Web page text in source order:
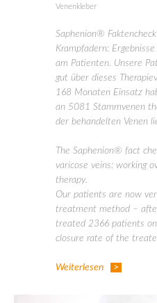
Venenkleber
Saphenion®
Krampfadern:
am Patienten. Unsere
gut über dieses
168 Monaten Einsatz
an 5081 Stammvenen
der behandelten Venen
The Saphenion® fact
varicose veins: working
therapy.
Our patients are now
treatment method –
treated 2366 patients
closure rate of the
Weiterlesen